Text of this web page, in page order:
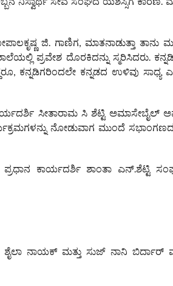
ಜಿ. ಗಾಣಿಗ, ಮಾತನಾಡುತ್ತಾ
ಪ್ರವೇಶ ದೊರಕಿದನ್ನು ಸ್ಮರಿಸಿದರು.
ಕನ್ನಡಿಗರಿಂದಲೇ ಕನ್ನಡದ ಉಳಿವು ಸಾಧ್ಯ
ಸೀತಾರಾಮ ಸಿ ಶೆಟ್ಟಿ ಅಮಾಸೇಬೈಲ್
ನೋಡುವಾಗ ಮುಂದೆ
ಪ್ರಧಾನ ಕಾರ್ಯದರ್ಶಿ ಶಾಂತಾ ಎನ್.ಶೆಟ್ಟಿ
ನಾಯಕ್ ಮತ್ತು ಸುಜ್ ನಾನಿ ಬಿರ್ದಾರ್